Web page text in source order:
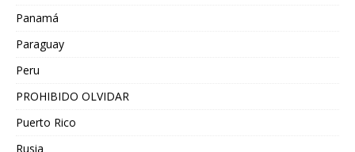
Panamá
Paraguay
Peru
PROHIBIDO OLVIDAR
Puerto Rico
Rusia